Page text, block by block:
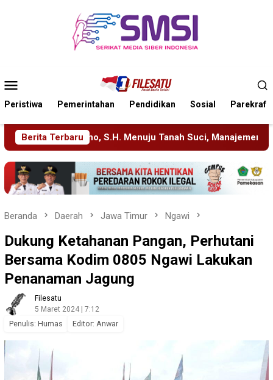
Mobile
Peristiwa Pemerintahan Pendidikan Sosial Parekraf
Berita Terbaru
Suci, Manajemen Pastikan Pelayanan Berita Tetap
Beranda Daerah Jawa Timur Ngawi
Dukung Ketahanan Pangan, Perhutani
Bersama Kodim 0805 Ngawi Lakukan
Penanaman Jagung
Filesatu
5 Maret 2024 | 7:12
Penulis: Humas Editor: Anwar